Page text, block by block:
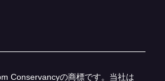
Conservancyの商標です。当社は